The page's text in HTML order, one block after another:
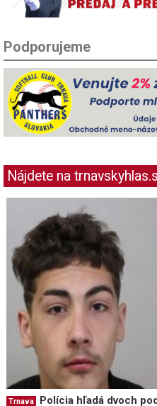
Podporujeme
Nájdete na
Trnava
Polícia hľadá dvoch